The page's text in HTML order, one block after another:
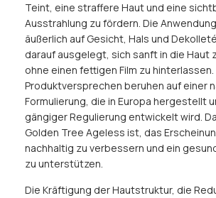
Teint, eine straffere Haut und eine
Ausstrahlung zu fördern. Die
äußerlich auf Gesicht, Hals und
darauf ausgelegt, sich sanft in die Haut
ohne einen fettigen Film zu hinterlassen.
Produktversprechen beruhen auf einer
Formulierung, die in Europa hergestellt
gängiger Regulierung entwickelt wird.
Golden Tree Ageless ist, das
nachhaltig zu verbessern und ein
zu unterstützen.
Die Kräftigung der Hautstruktur, die